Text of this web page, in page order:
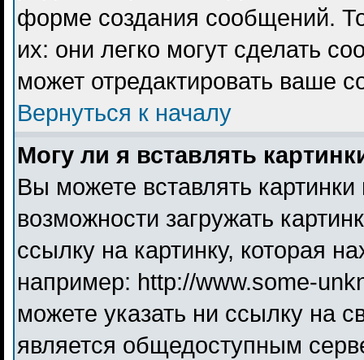
форме создания сообщений.
их: они легко могут сделать
может отредактировать ваше
Вернуться к началу
Могу ли я вставлять
Вы можете вставлять
возможности загружать
ссылку на картинку, которая
например: http://www.some-
можете указать ни ссылку на
является общедоступным